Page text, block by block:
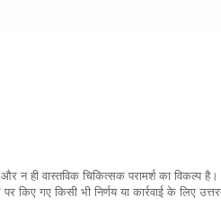
न ही वास्तविक चिकित्सक परामर्श का विकल्प
गए किसी भी निर्णय या कार्रवाई के लिए